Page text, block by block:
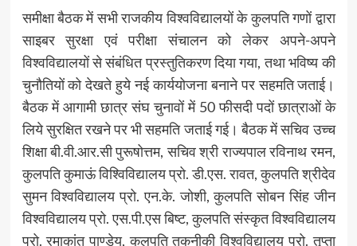
समीक्षा बैठक में सभी राजकीय विश्वविद्यालयों के कुलपति गणों द्वारा
साइबर सुरक्षा एवं परीक्षा संचालन को लेकर अपने-अपने
विश्वविद्यालयों से संबंधित प्रस्तुतिकरण दिया गया, तथा भविष्य की
चुनौतियों को देखते हुये नई कार्ययोजना बनाने पर सहमति जताई।
बैठक में आगामी छात्र संघ चुनावों में 50 फीसदी पदों छात्राओं के
लिये सुरक्षित रखने पर भी सहमति जताई गई। बैठक में सचिव उच्च
शिक्षा बी.वी.आर.सी पुरूषोत्तम, सचिव श्री राज्यपाल रविनाथ रमन,
कुलपति कुमाऊं विश्विविद्यालय प्रो. डी.एस. रावत, कुलपति श्रीदेव
सुमन विश्वविद्यालय प्रो. एन.के. जोशी, कुलपति सोबन सिंह जीन
विश्वविद्यालय प्रो. एस.पी.एस बिष्ट, कुलपति संस्कृत विश्वविद्यालय
प्रो. रमाकांत पाण्डेय, कुलपति तकनीकी विश्वविद्यालय प्रो. तृप्ता